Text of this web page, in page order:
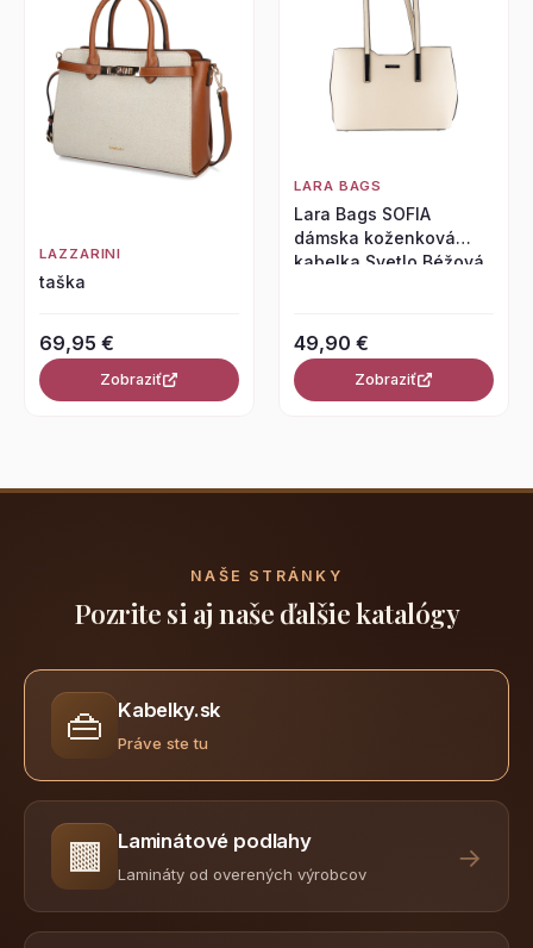
LAZZARINI
taška
69,95 €
Zobraziť
LARA BAGS
Lara Bags SOFIA
dámska koženková
kabelka Svetlo Béžová
49,90 €
Zobraziť
NAŠE STRÁNKY
Pozrite si aj naše ďalšie katalógy
👜 Kabelky.sk
Práve ste tu
🟫 Laminátové podlahy
Lamináty od overených výrobcov
→